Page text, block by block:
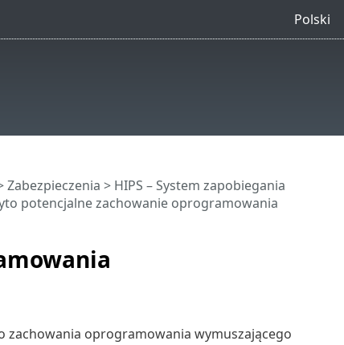
Polski
Zabezpieczenia > HIPS – System zapobiegania
potencjalne zachowanie oprogramowania
oprogramowania wymuszającego